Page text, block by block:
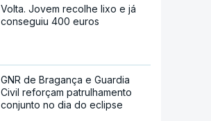
Volta. Jovem recolhe lixo e já
conseguiu 400 euros
GNR de Bragança e Guardia
Civil reforçam patrulhamento
conjunto no dia do eclipse